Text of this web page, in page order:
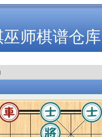
巫师棋谱仓库